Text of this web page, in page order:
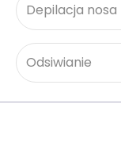
Depilacja nosa
Odsiwianie